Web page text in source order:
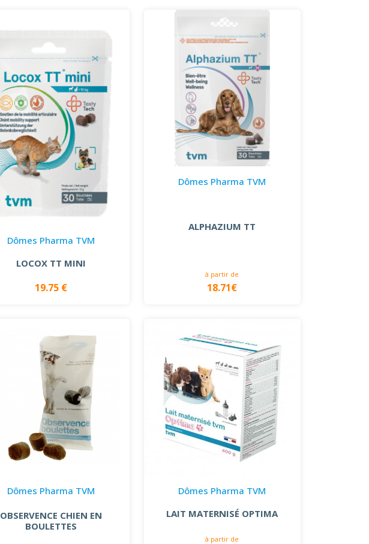
Dômes Pharma TVM
LOCOX TT MINI
19.75 €
Dômes Pharma TVM
ALPHAZIUM TT
à partir de
18.71€
Dômes Pharma TVM
OBSERVENCE CHIEN EN
BOULETTES
Dômes Pharma TVM
LAIT MATERNISÉ OPTIMA
à partir de